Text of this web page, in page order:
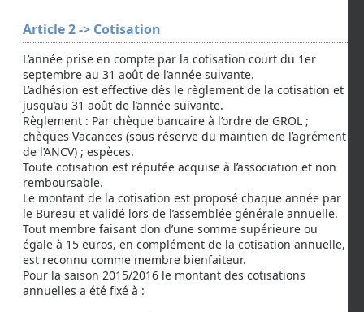
Article 2 -> Cotisation
L’année prise en compte par la cotisation court du 1er
septembre au 31 août de l’année suivante.
L’adhésion est effective dès le règlement de la cotisation et
jusqu’au 31 août de l’année suivante.
Règlement : Par chèque bancaire à l’ordre de GROL ;
chèques Vacances (sous réserve du maintien de l’agrément
de l’ANCV) ; espèces.
Toute cotisation est réputée acquise à l’association et non
remboursable.
Le montant de la cotisation est proposé chaque année par
le Bureau et validé lors de l’assemblée générale annuelle.
Tout membre faisant don d’une somme supérieure ou
égale à 15 euros, en complément de la cotisation annuelle,
est reconnu comme membre bienfaiteur.
Pour la saison 2015/2016 le montant des cotisations
annuelles a été fixé à :